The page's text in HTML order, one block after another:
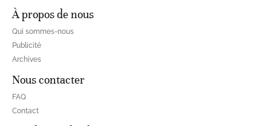
À propos de nous
Qui sommes-nous
Publicité
Archives
Nous contacter
FAQ
Contact